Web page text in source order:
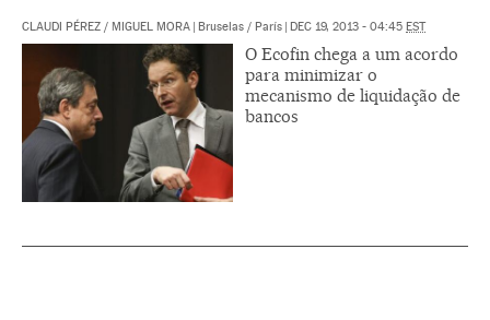
CLAUDI PÉREZ / MIGUEL MORA | Bruselas / París | DEC 19, 2013 - 04:45 EST
O Ecofin chega a um acordo
para minimizar o
mecanismo de liquidação de
bancos